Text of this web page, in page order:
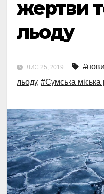
жертви
льоду
ЛИС 25, 2019
льоду, #Сумська міська